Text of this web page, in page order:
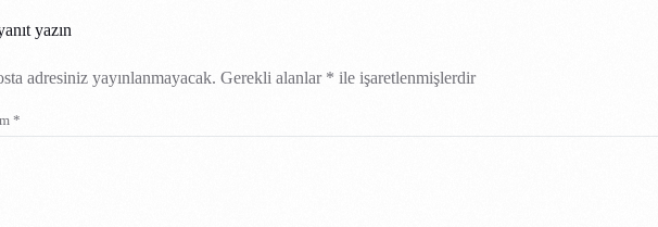
yazın
adresiniz yayınlanmayacak. Gerekli alanlar * ile işaretlenmişlerdir
*